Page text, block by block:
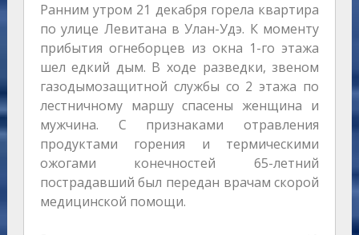
Ранним утром 21 декабря горела квартира
по улице Левитана в Улан-Удэ. К моменту
прибытия огнеборцев из окна 1-го этажа
шел едкий дым. В ходе разведки, звеном
газодымозащитной службы со 2 этажа по
лестничному маршу спасены женщина и
мужчина. С признаками отравления
продуктами горения и термическими
ожогами конечностей 65-летний
пострадавший был передан врачам скорой
медицинской помощи.